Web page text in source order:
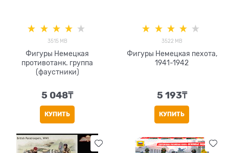
3515 MB
Фигуры Немецкая
противотанк. группа
(фаустники)
5 048₸
КУПИТЬ
3522 MB
Фигуры Немецкая пехота,
1941-1942
5 193₸
КУПИТЬ